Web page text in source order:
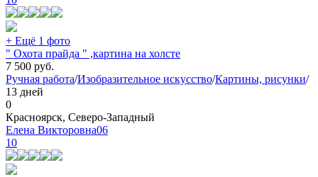
+ Ещё 1 фото
" Охота прайда " ,картина на холсте
7 500 руб.
Ручная работа/Изобразительное искусство/Картины, рисунки/
13 дней
0
Красноярск, Северо-Западный
Елена Викторовна06
10